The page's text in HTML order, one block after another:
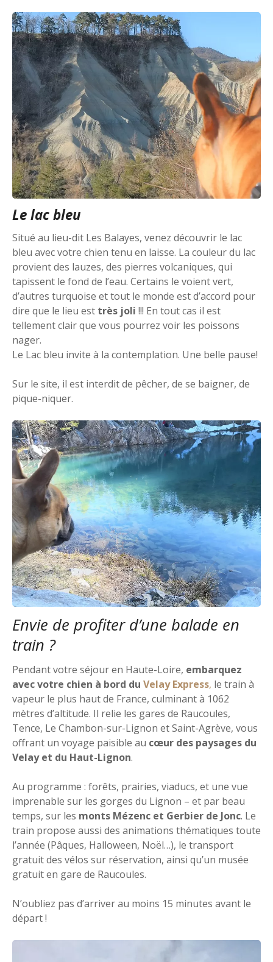
Le lac bleu
Situé au lieu-dit Les Balayes, venez découvrir le lac
bleu avec votre chien tenu en laisse. La couleur du lac
provient des lauzes, des pierres volcaniques, qui
tapissent le fond de l’eau. Certains le voient vert,
d’autres turquoise et tout le monde est d’accord pour
dire que le lieu est très joli !!! En tout cas il est
tellement clair que vous pourrez voir les poissons
nager.
Le Lac bleu invite à la contemplation. Une belle pause!
Sur le site, il est interdit de pêcher, de se baigner, de
pique-niquer.
Envie de profiter d’une balade en
train ?
Pendant votre séjour en Haute-Loire, embarquez
avec votre chien à bord du Velay Express, le train à
vapeur le plus haut de France, culminant à 1062
mètres d’altitude. Il relie les gares de Raucoules,
Tence, Le Chambon-sur-Lignon et Saint-Agrève, vous
offrant un voyage paisible au cœur des paysages du
Velay et du Haut-Lignon.
Au programme : forêts, prairies, viaducs, et une vue
imprenable sur les gorges du Lignon – et par beau
temps, sur les monts Mézenc et Gerbier de Jonc. Le
train propose aussi des animations thématiques toute
l’année (Pâques, Halloween, Noël…), le transport
gratuit des vélos sur réservation, ainsi qu’un musée
gratuit en gare de Raucoules.
N’oubliez pas d’arriver au moins 15 minutes avant le
départ !